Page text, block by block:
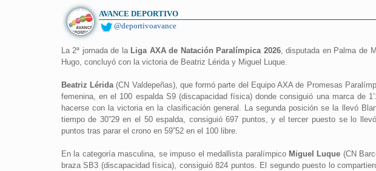
AVANCE DEPORTIVO
@deportivoavance
La 2ª jornada de la Liga AXA de Natación Paralímpica 2026, disputada en Palma de
Hugo, concluyó con la victoria de Beatriz Lérida y Miguel Luque.
Beatriz Lérida(CN Valdepeñas), que formó parte del Equipo AXA de Promesas
femenina, en el 100 espalda S9 (discapacidad física) donde consiguió una marca de
hacerse con la victoria en la clasificación general. La segunda posición se la llevó
tiempo de 30”29 en el 50 espalda, consiguió 697 puntos, y el tercer puesto se lo
puntos tras parar el crono en 59”52 en el 100 libre.
En la categoría masculina, se impuso el medallista paralímpico Miguel Luque (CN
braza SB3 (discapacidad física), consiguió 824 puntos. El segundo puesto lo